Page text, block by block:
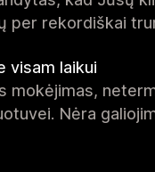
per rekordiškai
visam laikui
mokėjimas,
Nėra